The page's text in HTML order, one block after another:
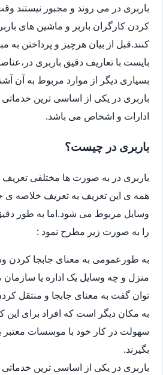
باربری در می روند و مجبور نیستند
کردن کارگران باربر و ماشین های
کنند.قبل از بیان هرچیز و پرداختن
بایست با تعاریف دقیق باربری
بسیاری دیگر از موارد مربوط به آن
باربری در یکی از اساسی ترین
ادارات و اشخاص می باشد.
باربری در چیست؟
باربری در به صورت ها مختلفی
همه ی این تعریف به تعریف خلاصه ی
وسایل مربوط می شود.اما به طور
را به صورت زیر مطرح نمود :
به طورعمومی به معنای جابجا کردن
منزل و چه وسایل یک اداره یا
توان گفت به معنای جابجا و منتقل
به مکان دیگر است که افراد برای این
سهولت در کار خود با موسسات معتبر
بگیرند.
باربری در یکی از اساسی ترین